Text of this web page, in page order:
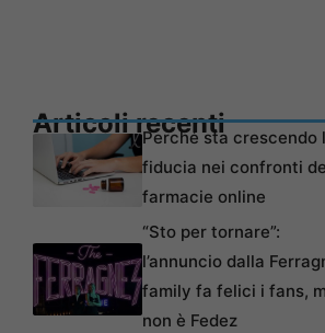
Articoli recentiPerché sta crescendo
fiducia nei confronti
farmacie online
“Sto per tornare”:
l’annuncio dalla
family fa felici i fans,
non è Fedez